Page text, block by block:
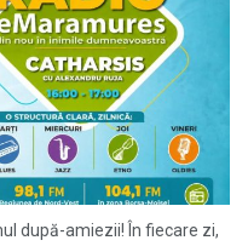
după-amiezii! În fiecare zi,